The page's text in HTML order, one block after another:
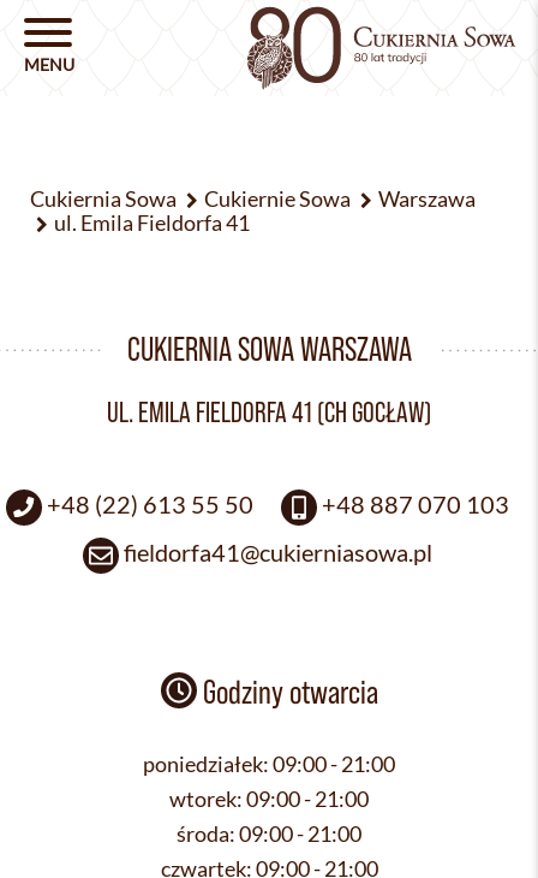
Cukiernia Sowa Cukiernie Sowa
Warszawa
ul. Emila Fieldorfa 41
CUKIERNIA SOWA WARSZAWA
UL. EMILA FIELDORFA 41 (CH GOCŁAW)
+48 (22) 613 55 50
+48 887 070 103
fieldorfa41@cukierniasowa.pl
Godziny otwarcia
poniedziałek:09:00 - 21:00
wtorek:09:00 - 21:00
środa:09:00 - 21:00
czwartek:09:00 - 21:00